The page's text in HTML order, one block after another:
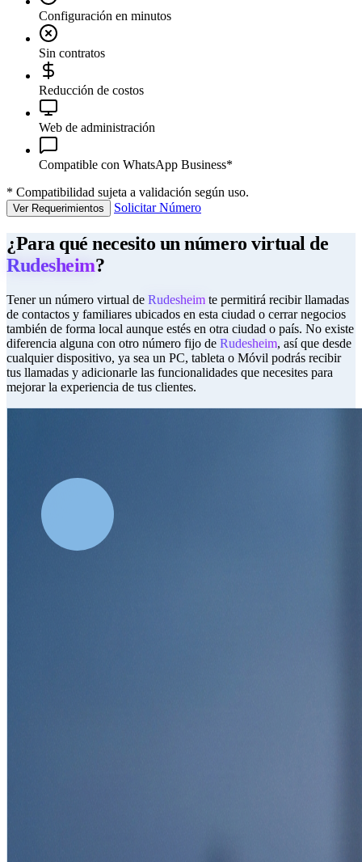
Configuración en minutos
Sin contratos
Reducción de costos
Web de administración
Compatible con WhatsApp Business*
* Compatibilidad sujeta a validación según uso.
Ver Requerimientos Solicitar Número
¿Para qué necesito un número virtual de
Rudesheim?
Tener un número virtual de Rudesheim te permitirá recibir llamadas
de contactos y familiares ubicados en esta ciudad o cerrar negocios
también de forma local aunque estés en otra ciudad o país. No existe
diferencia alguna con otro número fijo de Rudesheim, así que desde
cualquier dispositivo, ya sea un PC, tableta o Móvil podrás recibir
tus llamadas y adicionarle las funcionalidades que necesites para
mejorar la experiencia de tus clientes.